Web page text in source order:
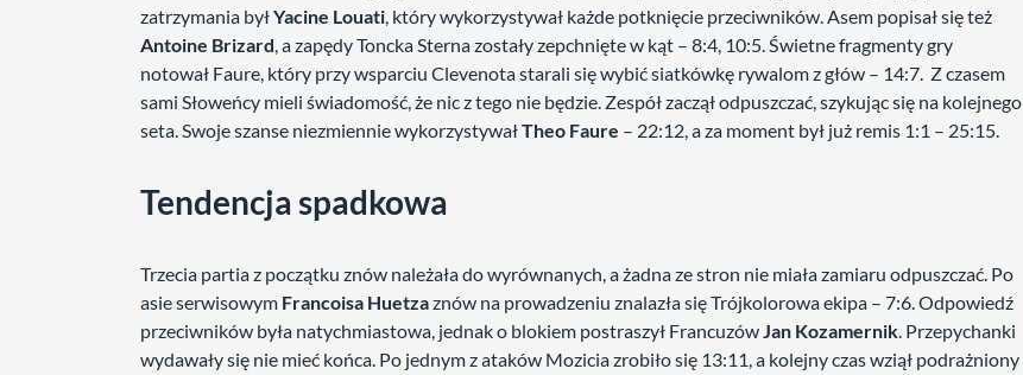
zatrzymania byłYacine Louati, który wykorzystywał każde potknięcie przeciwników. Asem popisał się też
Antoine Brizard, a zapędy Toncka Sterna zostały zepchnięte w kąt – 8:4, 10:5. Świetne fragmenty gry
notował Faure, który przy wsparciu Clevenota starali się wybić siatkówkę rywalom z głów – 14:7. Z czasem
sami Słoweńcy mieli świadomość, że nic z tego nie będzie. Zespół zaczął odpuszczać, szykując się na kolejnego
seta. Swoje szanse niezmiennie wykorzystywałTheo Faure – 22:12, a za moment był już remis 1:1 – 25:15.
Tendencja spadkowa
Trzecia partia z początku znów należała do wyrównanych, a żadna ze stron nie miała zamiaru odpuszczać. Po
asie serwisowym Francoisa Huetzaznów na prowadzeniu znalazła się Trójkolorowa ekipa – 7:6. Odpowiedź
przeciwników była natychmiastowa, jednak o blokiem postraszył FrancuzówJan Kozamernik. Przepychanki
wydawały się nie mieć końca. Po jednym z ataków Mozicia zrobiło się 13:11, a kolejny czas wziął podrażniony